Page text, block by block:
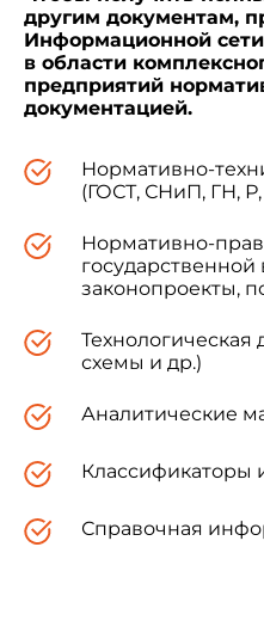
другим документам,
Информационной сети
в области
предприятий
документацией.
Нормативно-
(ГОСТ, СНиП, ГН,
Нормативно-
государственной
законопроекты,
схемы и др.)
Аналитические
Классификаторы
Справочная